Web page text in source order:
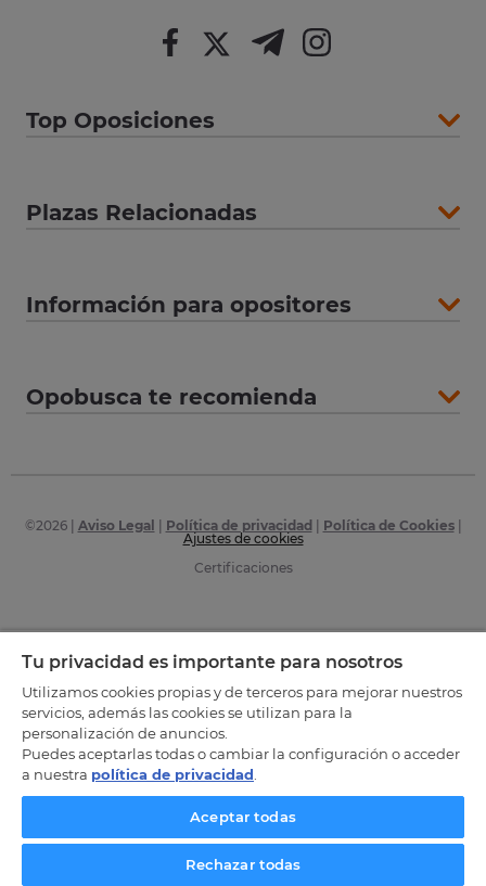
Top Oposiciones
Plazas Relacionadas
Información para opositores
Opobusca te recomienda
©2026| Aviso Legal Política de privacidad Política de Cookies|
Ajustes de cookies
Certificaciones
Tu privacidad es importante para nosotros
Utilizamos cookies propias y de terceros para mejorar nuestros
servicios, además las cookies se utilizan para la
personalización de anuncios.
Puedes aceptarlas todas o cambiar la configuración o acceder
a nuestra política de privacidad
Aceptar todas
Rechazar todas